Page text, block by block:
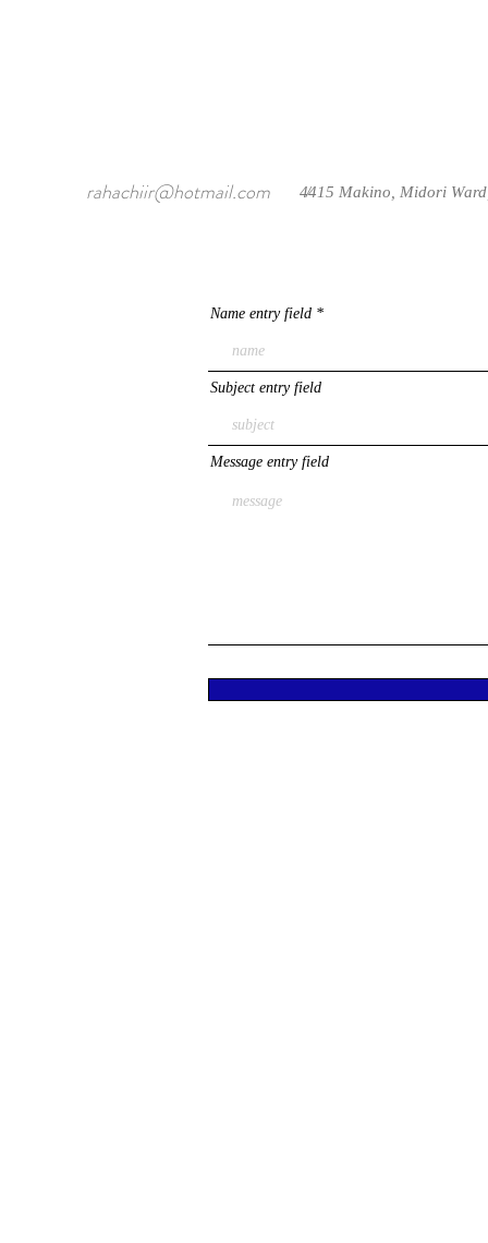
rahachiir@hotmail.com /
4415 Makino, Midori
Name entry field
Subject entry field
Message entry field